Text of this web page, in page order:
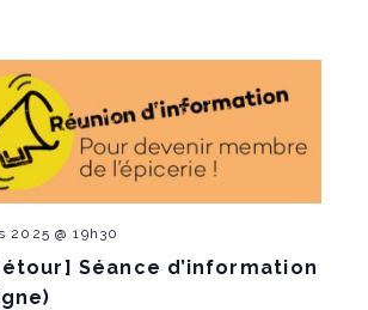
Séance d’information
2025 @ 19h30